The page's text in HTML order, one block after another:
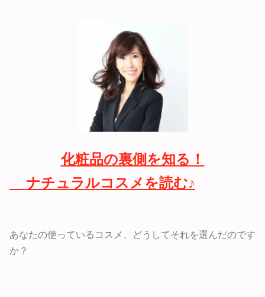
化粧品の裏側を知る！
ナチュラルコスメを読む♪
あなたの使っているコスメ、どうしてそれを選んだのです
か？